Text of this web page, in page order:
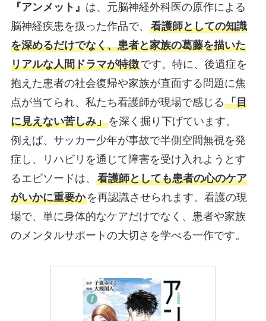
『アンメット』 は、元脳神経外科医の原作による
脳神経疾患を扱った作品で、 看護師としての知識
を深めるだけでなく、患者と家族の葛藤を描いた
リアルな人間ドラマが特徴です。特に、後遺症を
抱えた患者の社会復帰や家族が直面する問題に焦
点が当てられ、私たち看護師が現場で感じる「目
に見えない苦しみ」を深く掘り下げています。
例えば、サッカー少年が事故で半側空間無視を発
症し、リハビリを通じて障害を受け入れようとす
るエピソードは、 看護師としても患者の心のケア
がいかに重要かを再認識させられます。看護の現
場で、単に身体的なケアだけでなく、患者や家族
のメンタルサポートの大切さを学べる一作です。